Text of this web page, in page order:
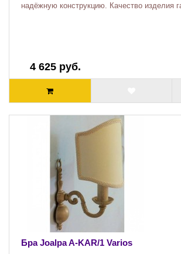
надёжную конструкцию. Качество изделия
4 625 руб.
Бра Joalpa A-KAR/1 Varios